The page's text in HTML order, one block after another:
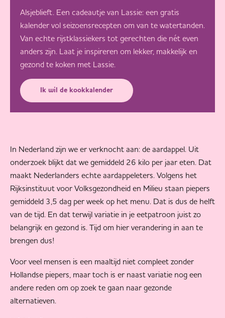
Alsjeblieft. Een cadeautje van Lassie: een gratis
kalender vol seizoensrecepten om van te watertanden.
Van echte rijstklassiekers tot gerechten die nét even
anders zijn. Laat je inspireren om lekker, makkelijk en
gezond te koken met Lassie.
Ik wil de kookkalender
In Nederland zijn we er verknocht aan: de aardappel. Uit
onderzoek blijkt dat we gemiddeld 26 kilo per jaar eten. Dat
maakt Nederlanders echte aardappeleters. Volgens het
Rijksinstituut voor Volksgezondheid en Milieu staan piepers
gemiddeld 3,5 dag per week op het menu. Dat is dus de helft
van de tijd. En dat terwijl variatie in je eetpatroon juist zo
belangrijk en gezond is. Tijd om hier verandering in aan te
brengen dus!
Voor veel mensen is een maaltijd niet compleet zonder
Hollandse piepers, maar toch is er naast variatie nog een
andere reden om op zoek te gaan naar gezonde
alternatieven.